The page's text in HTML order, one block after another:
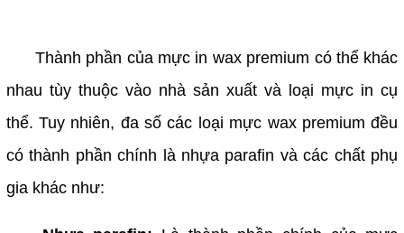
Thành phần của mực in wax premium có thể khác
nhau tùy thuộc vào nhà sản xuất và loại mực in cụ
thể. Tuy nhiên, đa số các loại mực wax premium đều
có thành phần chính là nhựa parafin và các chất phụ
gia khác như: